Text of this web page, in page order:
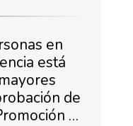
en
está
de
…